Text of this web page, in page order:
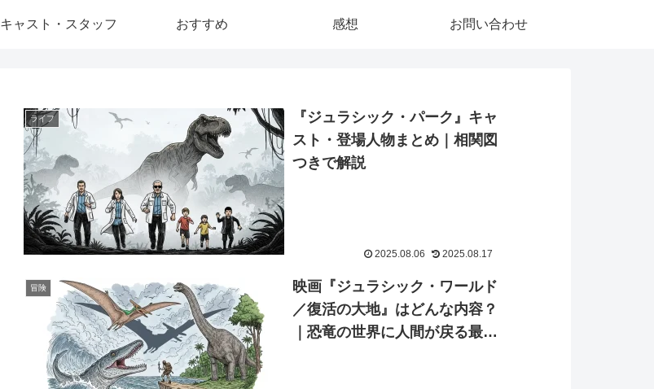
キャスト・スタッフ おすすめ 感想 お問い合わせ
ライフ
『ジュラシック・パーク』キャ
スト・登場人物まとめ｜相関図
つきで解説
2025.08.06 2025.08.17
冒険
映画『ジュラシック・ワールド
／復活の大地』はどんな内容？
｜恐竜の世界に人間が戻る最新